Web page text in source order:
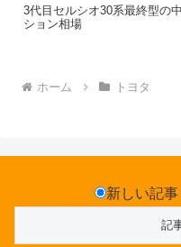
3代目セルシオ30系最終型の
ション相場
ホーム トヨタ
新しい